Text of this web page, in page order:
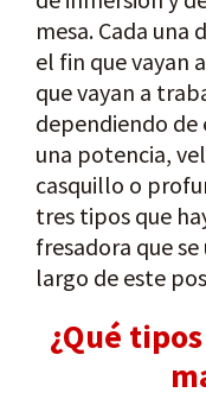
mesa. Cada una
el fin que vayan
que vayan a
dependiendo de
una potencia,
casquillo o
tres tipos que
fresadora que
largo de este
¿Qué